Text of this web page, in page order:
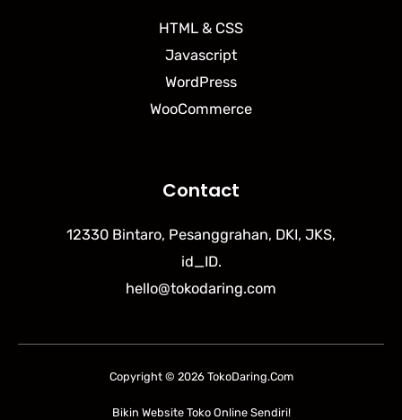
HTML & CSS
Javascript
WordPress
WooCommerce
Contact
12330 Bintaro, Pesanggrahan, DKI, JKS,
id_ID.
hello@tokodaring.com
Copyright © 2026 TokoDaring.Com
Bikin Website Toko Online Sendiri!